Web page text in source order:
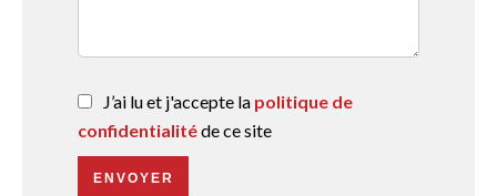
J’ai lu et j'accepte la politique de
confidentialitéde ce site
ENVOYER